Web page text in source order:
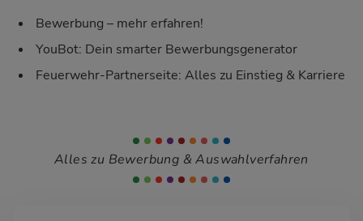
Bewerbung – mehr erfahren!
YouBot: Dein smarter Bewerbungsgenerator
Feuerwehr-Partnerseite: Alles zu Einstieg & Karriere
Alles zu Bewerbung & Auswahlverfahren